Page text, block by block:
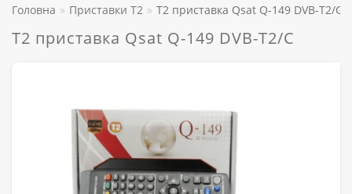
Головна Приставки Т2 T2 приставка Qsat Q-149 DVB-T2/C
T2 приставка Qsat Q-149 DVB-T2/C